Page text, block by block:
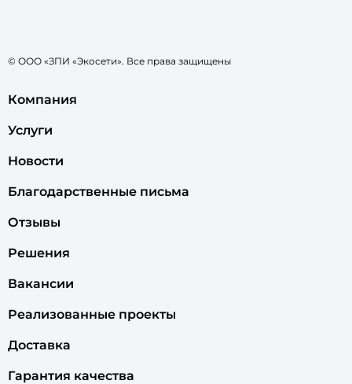
© ООО «ЗПИ «Экосети». Все права защищены
Компания
Услуги
Новости
Благодарственные письма
Отзывы
Решения
Вакансии
Реализованные проекты
Доставка
Гарантия качества